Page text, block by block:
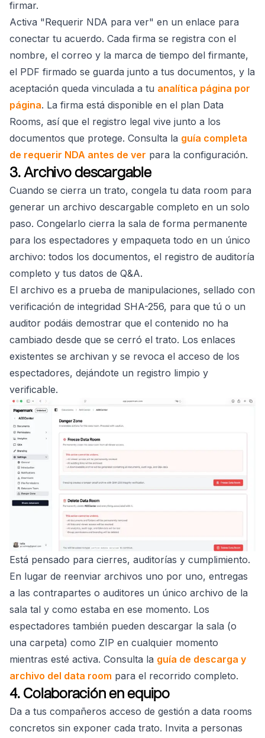
firmar.
Activa "Requerir NDA para ver" en un enlace para
conectar tu acuerdo. Cada firma se registra con el
nombre, el correo y la marca de tiempo del firmante,
el PDF firmado se guarda junto a tus documentos, y la
aceptación queda vinculada a tu analítica página por
página. La firma está disponible en el plan Data
Rooms, así que el registro legal vive junto a los
documentos que protege. Consulta la guía completa
de requerir NDA antes de ver para la configuración.
3. Archivo descargable
Cuando se cierra un trato, congela tu data room para
generar un archivo descargable completo en un solo
paso. Congelarlo cierra la sala de forma permanente
para los espectadores y empaqueta todo en un único
archivo: todos los documentos, el registro de auditoría
completo y tus datos de Q&A.
El archivo es a prueba de manipulaciones, sellado con
verificación de integridad SHA-256, para que tú o un
auditor podáis demostrar que el contenido no ha
cambiado desde que se cerró el trato. Los enlaces
existentes se archivan y se revoca el acceso de los
espectadores, dejándote un registro limpio y
verificable.
Está pensado para cierres, auditorías y cumplimiento.
En lugar de reenviar archivos uno por uno, entregas
a las contrapartes o auditores un único archivo de la
sala tal y como estaba en ese momento. Los
espectadores también pueden descargar la sala (o
una carpeta) como ZIP en cualquier momento
mientras esté activa. Consulta la guía de descarga y
archivo del data room para el recorrido completo.
4. Colaboración en equipo
Da a tus compañeros acceso de gestión a data rooms
concretos sin exponer cada trato. Invita a personas